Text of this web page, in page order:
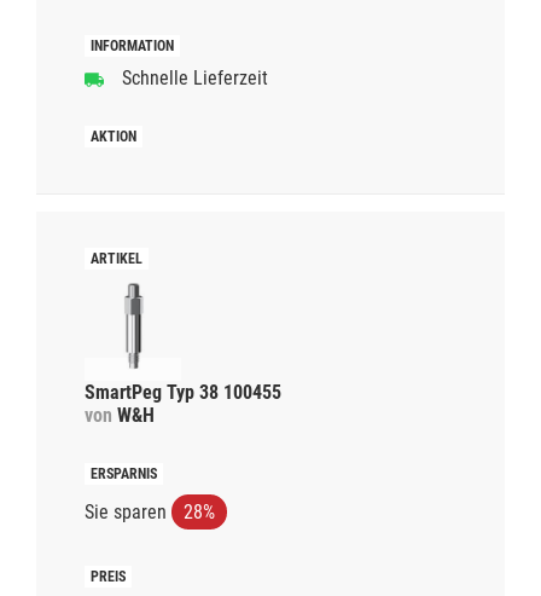
Schnelle Lieferzeit
SmartPeg Typ 38 100455
von W&H
Sie sparen 28%